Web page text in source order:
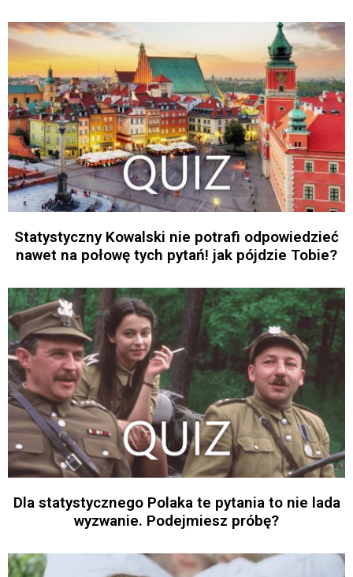
Statystyczny Kowalski nie potrafi odpowiedzieć
nawet na połowę tych pytań! jak pójdzie Tobie?
Dla statystycznego Polaka te pytania to nie lada
wyzwanie. Podejmiesz próbę?